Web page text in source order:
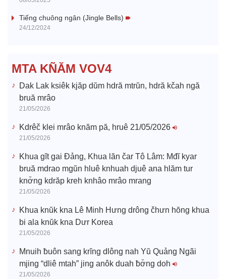
i
o
Tiếng chuông ngân (Jingle Bells)
24/12/2024
MTA KÑĂM VOV4
Dak Lak ksiêk kjăp dŭm hdră mtrŭn, hdră kčah ngă
bruă mrâo
21/05/2026
Kdrêč klei mrâo knăm pă, hruê 21/05/2026
21/05/2026
Khua gĭt gai Đảng, Khua lăn čar Tô Lâm: Mđĭ kyar
bruă mdrao mgŭn hluê knhuah djuê ana hlăm tur
knơ̆ng kdrăp kreh knhâo mrâo mrang
21/05/2026
Khua knŭk kna Lê Minh Hưng drông čhưn hŏng khua
bi ala knŭk kna Dưr Korea
21/05/2026
Mnuih ƀuôn sang krĭng dlông nah Yŭ Quảng Ngãi
mjing “dliê mtah” jing anôk duah ƀơ̆ng doh
21/05/2026